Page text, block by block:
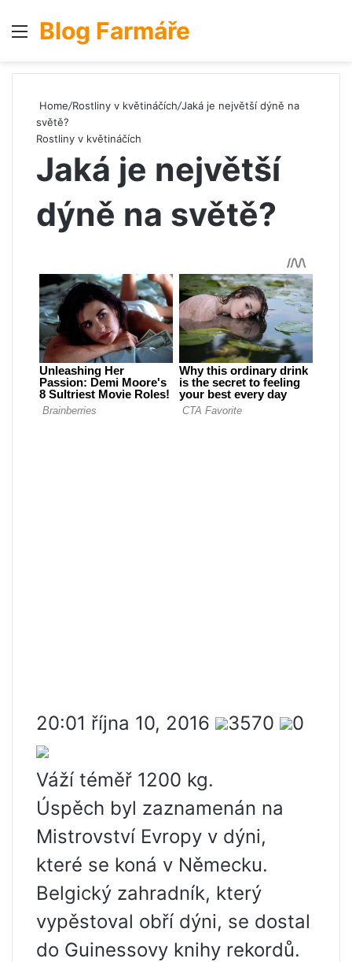
Menu
Blog Farmáře
Home/Rostliny v květináčích/Jaká je největší dýně na
světě?
Rostliny v květináčích
Jaká je největší
dýně na světě?
20:01 října 10, 2016 3570 0
Váží téměř 1200 kg.
Úspěch byl zaznamenán na
Mistrovství Evropy v dýni,
které se koná v Německu.
Belgický zahradník, který
vypěstoval obří dýni, se dostal
do Guinessovy knihy rekordů.